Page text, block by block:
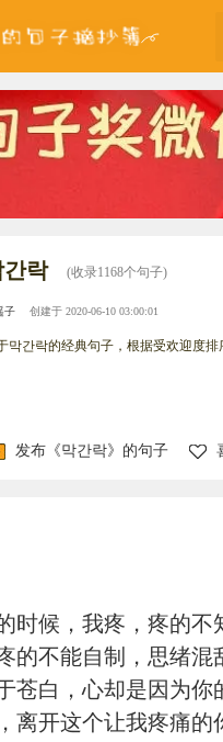
간락 (收录1168个句子)
子 创建于 2020-06-10 03:00:01
막간락的经典句子，根据受欢迎度排
发布《막간락》的句子
时候，我疼，疼的
的不能自制，思绪混
苍白，心却是因为
离开这个让我疼痛的